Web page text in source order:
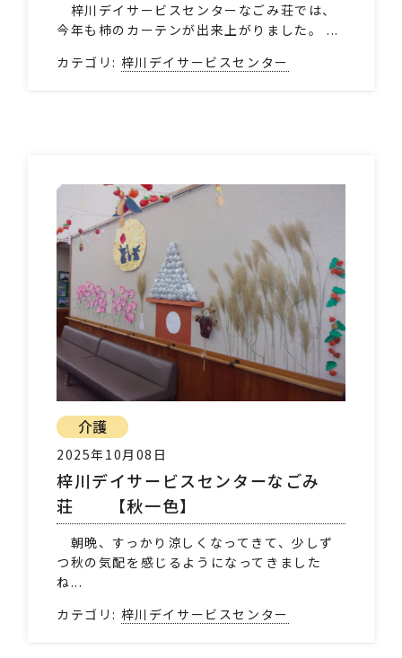
梓川デイサービスセンターなごみ荘では、
今年も柿のカーテンが出来上がりました。 ...
カテゴリ: 梓川デイサービスセンター
介護
2025年10月08日
梓川デイサービスセンターなごみ
荘 【秋一色】
朝晩、すっかり涼しくなってきて、少しず
つ秋の気配を感じるようになってきました
ね...
カテゴリ: 梓川デイサービスセンター